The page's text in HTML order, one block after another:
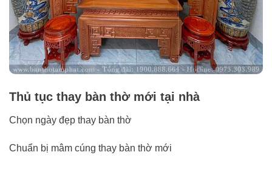
Thủ tục thay bàn thờ mới tại nhà
Chọn ngày đẹp thay bàn thờ
Chuẩn bị mâm cúng thay bàn thờ mới